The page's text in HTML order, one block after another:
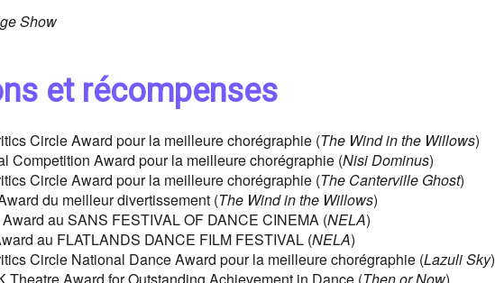
Show
et récompenses
Circle Award pour la meilleure chorégraphie (The Wind in the Willows)
Competition Award pour la meilleure chorégraphie (Nisi Dominus)
Circle Award pour la meilleure chorégraphie (The Canterville Ghost)
du meilleur divertissement (The Wind in the Willows)
au SANS FESTIVAL OF DANCE CINEMA (NELA)
au FLATLANDS DANCE FILM FESTIVAL (NELA)
Circle National Dance Award pour la meilleure chorégraphie (Lazuli Sky)
Theatre Award for Outstanding Achievement in Dance (Then or Now)